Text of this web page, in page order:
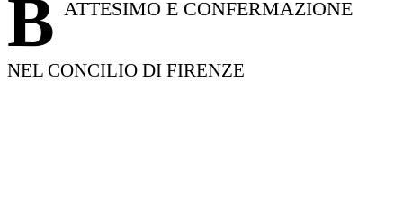
B ATTESIMO E CONFERMAZIONE
NEL CONCILIO DI FIRENZE